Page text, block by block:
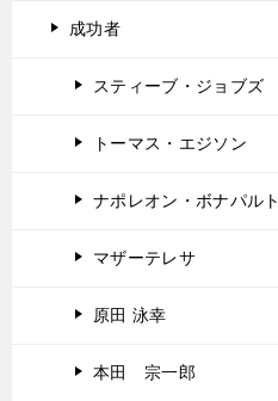
成功者
スティーブ・ジョブズ
トーマス・エジソン
ナポレオン・ボナパルト
マザーテレサ
原田 泳幸
本田 宗一郎